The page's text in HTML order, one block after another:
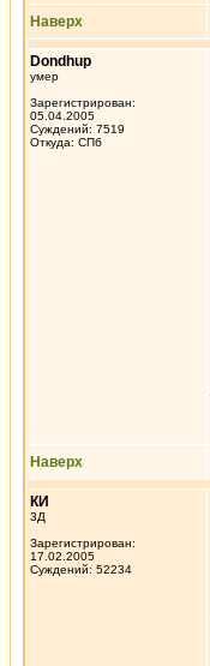
Наверх
Dondhup
умер
Зарегистрирован:
05.04.2005
Суждений: 7519
Откуда: СПб
Наверх
КИ
3Д
Зарегистрирован:
17.02.2005
Суждений: 52234